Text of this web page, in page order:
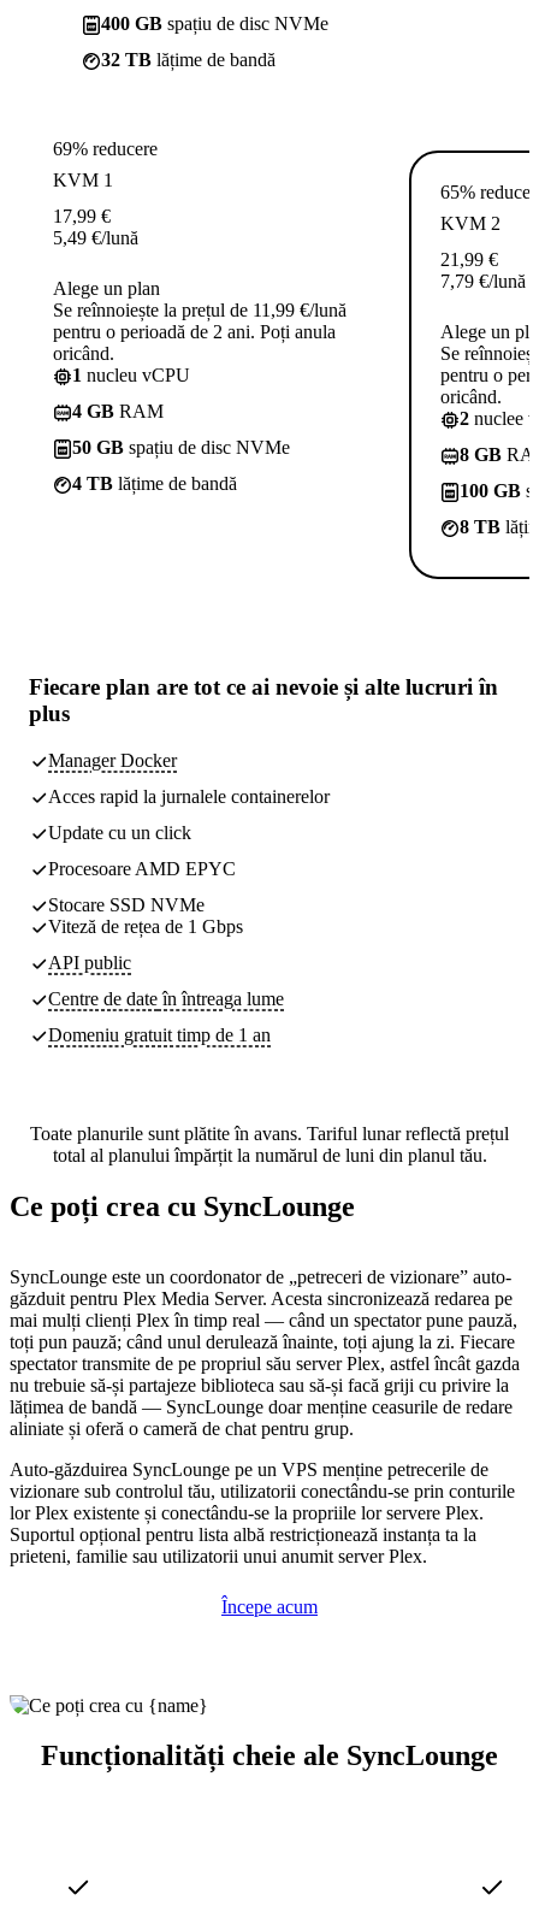
400 GB spațiu de disc NVMe
32 TB lățime de bandă
69% reducere
KVM 1
17,99 €
5,49 €/lună
Alege un plan
Se reînnoiește la prețul de 11,99 €/lună
pentru o perioadă de 2 ani. Poți anula
oricând.
1 nucleu vCPU
4 GB RAM
50 GB spațiu de disc NVMe
4 TB lățime de bandă
65%
KVM 2
21,99 €
7,79 €/lună
Alege un
Se
pentru o
oricând.
2 nuclee
8 GB
100 GB
8 TB
Fiecare plan are tot ce ai nevoie și alte lucruri în
plus
Manager Docker
Acces rapid la jurnalele containerelor
Update cu un click
Procesoare AMD EPYC
Stocare SSD NVMe
Viteză de rețea de 1 Gbps
API public
Centre de dateîn întreaga lume
Domeniu gratuit timp de 1 an
Toate planurile sunt plătite în avans. Tariful lunar reflectă prețul
total al planului împărțit la numărul de luni din planul tău.
Ce poți crea cu SyncLounge
SyncLounge este un coordonator de „petreceri de vizionare” auto-
găzduit pentru Plex Media Server. Acesta sincronizează redarea pe
mai mulți clienți Plex în timp real — când un spectator pune pauză,
toți pun pauză; când unul derulează înainte, toți ajung la zi. Fiecare
spectator transmite de pe propriul său server Plex, astfel încât gazda
nu trebuie să-și partajeze biblioteca sau să-și facă griji cu privire la
lățimea de bandă — SyncLounge doar menține ceasurile de redare
aliniate și oferă o cameră de chat pentru grup.
Auto-găzduirea SyncLounge pe un VPS menține petrecerile de
vizionare sub controlul tău, utilizatorii conectându-se prin conturile
lor Plex existente și conectându-se la propriile lor servere Plex.
Suportul opțional pentru lista albă restricționează instanța ta la
prieteni, familie sau utilizatorii unui anumit server Plex.
Începe acum
Funcționalități cheie ale SyncLounge